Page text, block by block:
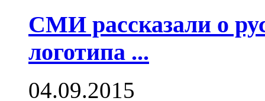
СМИ рассказали о
логотипа ...
04.09.2015